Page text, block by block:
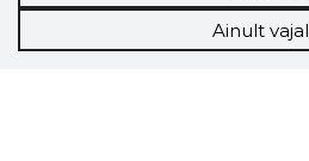
Ainult